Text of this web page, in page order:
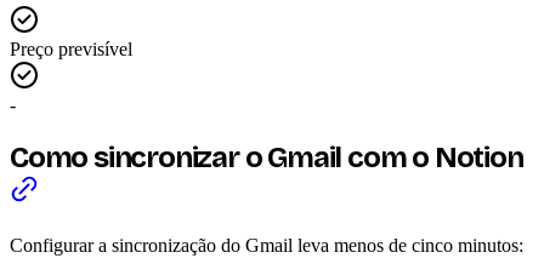
Preço previsível
-
Como sincronizar o Gmail com o Notion
Configurar a sincronização do Gmail leva menos de cinco minutos: